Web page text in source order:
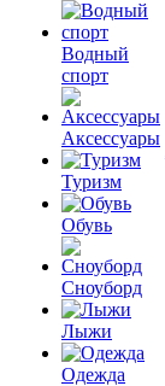
Водный
спорт
Аксессуары
Туризм
Обувь
Сноуборд
Лыжи
Одежда